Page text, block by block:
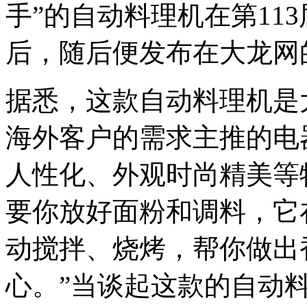
手”的自动料理机在第
后，随后便发布在大龙
据悉，这款自动料理机
海外客户的需求主推的
人性化、外观时尚精美
要你放好面粉和调料，
动搅拌、烧烤，帮你做
心。”当谈起这款的自动